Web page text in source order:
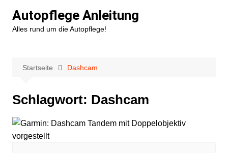
Inhalt
springen
Autopflege Anleitung
Alles rund um die Autopflege!
Startseite Dashcam
Schlagwort: Dashcam